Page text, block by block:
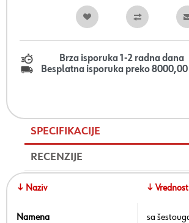
Brza isporuka 1-2 radna dana
Besplatna isporuka preko 8000,00
SPECIFIKACIJE
RECENZIJE
↓ Naziv ↓ Vrednost
Namena
sa